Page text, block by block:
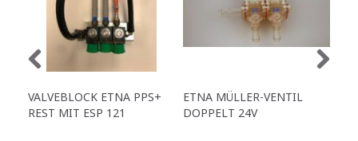
VALVEBLOCK ETNA PPS+
REST MIT ESP 121
ETNA MÜLLER-VENTIL
DOPPELT 24V